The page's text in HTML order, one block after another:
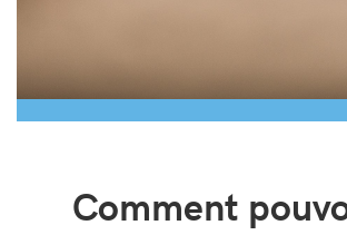
Comment